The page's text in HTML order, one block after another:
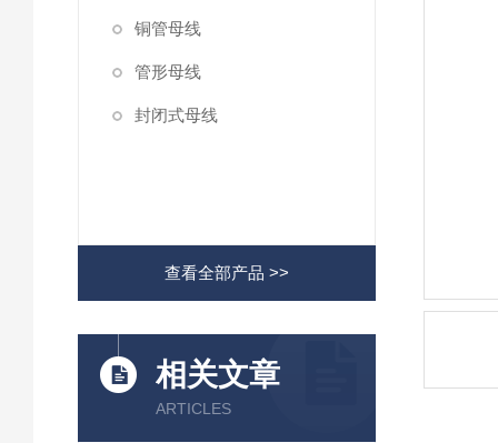
铜管母线
管形母线
封闭式母线
查看全部产品 >>
相关文章
ARTICLES